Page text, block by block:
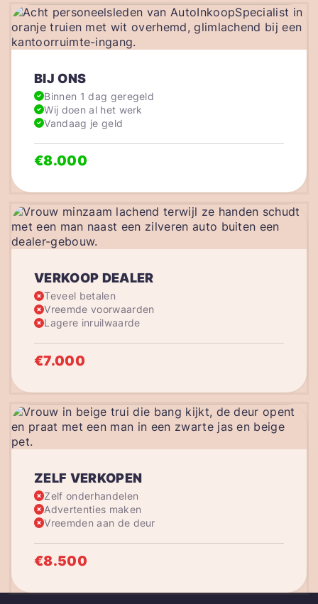
VERKOOP DEALER
Teveel betalen
Vreemde voorwaarden
Lagere inruilwaarde
€7.000
BIJ ONS
Binnen 1 dag geregeld
Wij doen al het werk
Vandaag je geld
€8.000
ZELF VERKOPEN
Zelf onderhandelen
Advertenties maken
Vreemden aan de deur
€8.500